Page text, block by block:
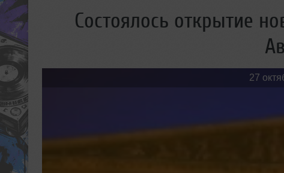
Состоялось открытие
27